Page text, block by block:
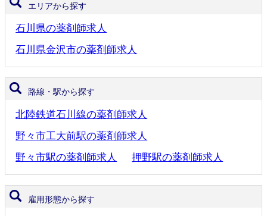
エリアから探す
石川県の薬剤師求人
石川県金沢市の薬剤師求人
路線・駅から探す
北陸鉄道石川線の薬剤師求人
野々市工大前駅の薬剤師求人
野々市駅の薬剤師求人
押野駅の薬剤師求人
雇用形態から探す